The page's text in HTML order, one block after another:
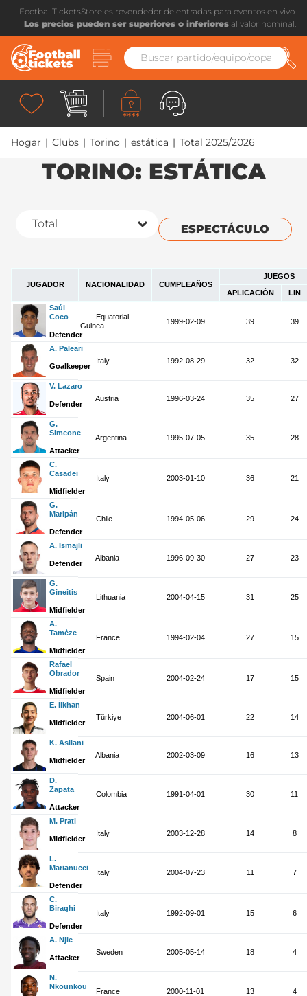
FootballTicketsStore es revendedor de entradas para eventos en vivo.
Los precios pueden ser superiores o inferiores al valor nominal.
Hogar | Clubs | Torino | estática | Total 2025/2026
TORINO: ESTÁTICA
ESPECTÁCULO
JUGADOR NACIONALIDAD CUMPLEAÑOS
JUEGOS
APLICACIÓN
LIN
Saúl
Coco
Defender
Equatorial
Guinea
1999-02-09 39 39
A. Paleari
Goalkeeper
Italy 1992-08-29 32 32
V. Lazaro
Defender
Austria 1996-03-24 35 27
G.
Simeone
Attacker
Argentina 1995-07-05 35 28
C.
Casadei
Midfielder
Italy 2003-01-10 36 21
G.
Maripán
Defender
Chile 1994-05-06 29 24
A. Ismajli
Defender
Albania 1996-09-30 27 23
G.
Gineitis
Midfielder
Lithuania 2004-04-15 31 25
A.
Tamèze
Midfielder
France 1994-02-04 27 15
Rafael
Obrador
Midfielder
Spain 2004-02-24 17 15
E. İlkhan
Midfielder
Türkiye 2004-06-01 22 14
K. Asllani
Midfielder
Albania 2002-03-09 16 13
D.
Zapata
Attacker
Colombia 1991-04-01 30 11
M. Prati
Midfielder
Italy 2003-12-28 14 8
L.
Marianucci
Defender
Italy 2004-07-23 11 7
C.
Biraghi
Defender
Italy 1992-09-01 15 6
A. Njie
Attacker
Sweden 2005-05-14 18 4
N.
Nkounkou
France 2000-11-01 13 4